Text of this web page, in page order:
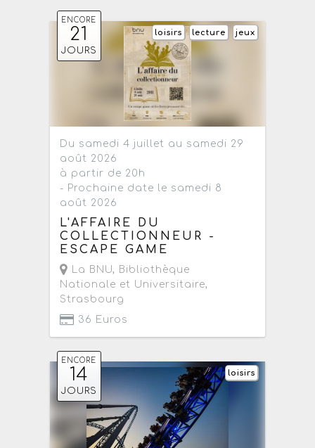
ENCORE
21
JOURS
jeux
lecture
loisirs
Du samedi 4 juillet au samedi 29
août 2026
à partir de 20h
- Prochaine date le samedi 8
août 2026
L'AFFAIRE DU
COLLECTIONNEUR -
ESCAPE GAME
La BNU, Bibliothèque
Nationale et Universitaire,
Strasbourg
36 Euros
ENCORE
14
JOURS
loisirs